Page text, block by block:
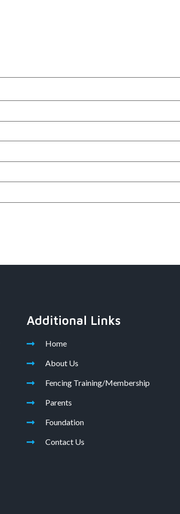
Additional Links
Home
About Us
Fencing Training/Membership
Parents
Foundation
Contact Us